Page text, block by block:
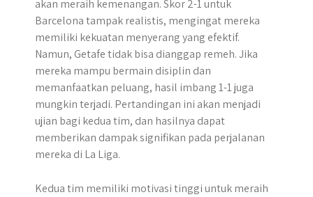
akan meraih kemenangan. Skor 2-1 untuk
Barcelona tampak realistis, mengingat mereka
memiliki kekuatan menyerang yang efektif.
Namun, Getafe tidak bisa dianggap remeh. Jika
mereka mampu bermain disiplin dan
memanfaatkan peluang, hasil imbang 1-1 juga
mungkin terjadi. Pertandingan ini akan menjadi
ujian bagi kedua tim, dan hasilnya dapat
memberikan dampak signifikan pada perjalanan
mereka di La Liga.
Kedua tim memiliki motivasi tinggi untuk meraih